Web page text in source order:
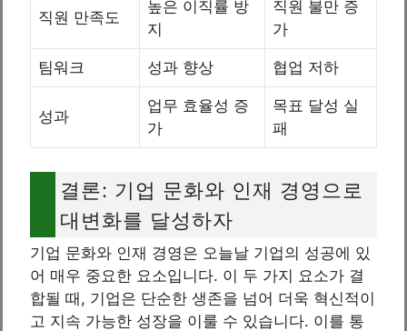
직원 만족도
높은 이직률 방
지
직원 불만 증
가
팀워크 성과 향상 협업 저하
성과
업무 효율성 증
가
목표 달성 실
패
결론: 기업 문화와 인재 경영으로
대변화를 달성하자
기업 문화와 인재 경영은 오늘날 기업의 성공에 있
어 매우 중요한 요소입니다. 이 두 가지 요소가 결
합될 때, 기업은 단순한 생존을 넘어 더욱 혁신적이
고 지속 가능한 성장을 이룰 수 있습니다. 이를 통